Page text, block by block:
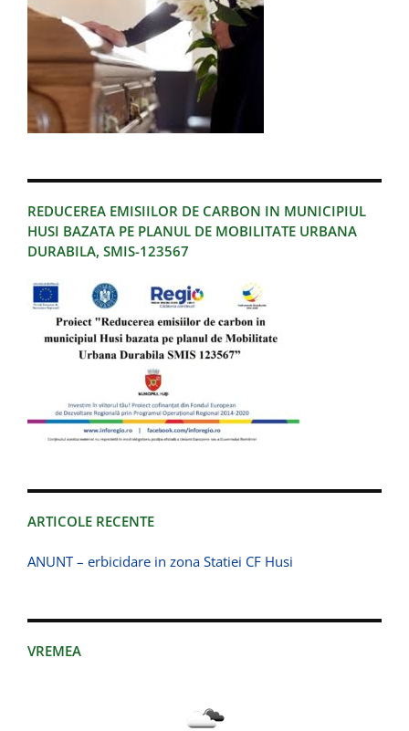
REDUCEREA EMISIILOR DE CARBON IN MUNICIPIUL
HUSI BAZATA PE PLANUL DE MOBILITATE URBANA
DURABILA, SMIS-123567
ARTICOLE RECENTE
ANUNT – erbicidare in zona Statiei CF Husi
VREMEA